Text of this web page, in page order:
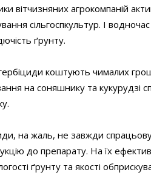
вітчизняних агрокомпаній
сільгоспкультур. І водночас
ґрунту.
коштують чималих
на соняшнику та кукурудзі
на жаль, не завжди
до препарату. На їх
ґрунту та якості